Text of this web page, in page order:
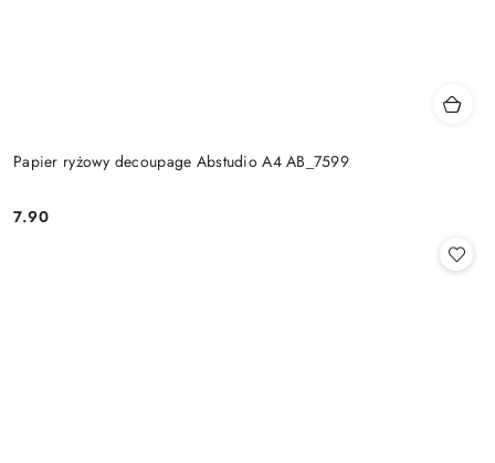
Papier ryżowy decoupage Abstudio A4 AB_7599
Cena:
7.90